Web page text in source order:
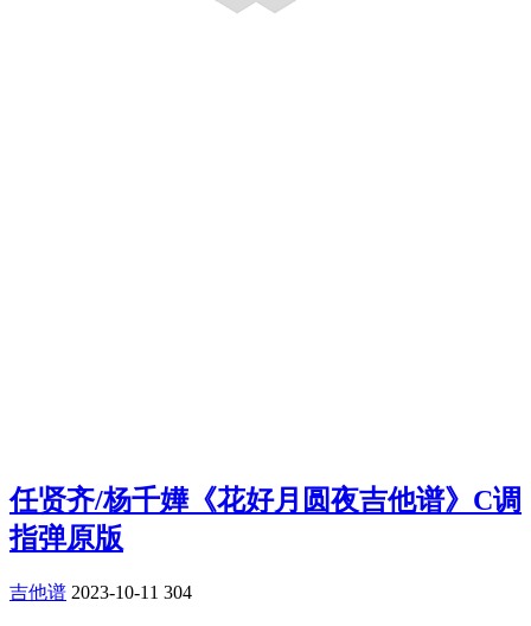
任贤齐/杨千嬅《花好月圆夜吉他谱》C调
指弹原版
吉他谱 2023-10-11 304